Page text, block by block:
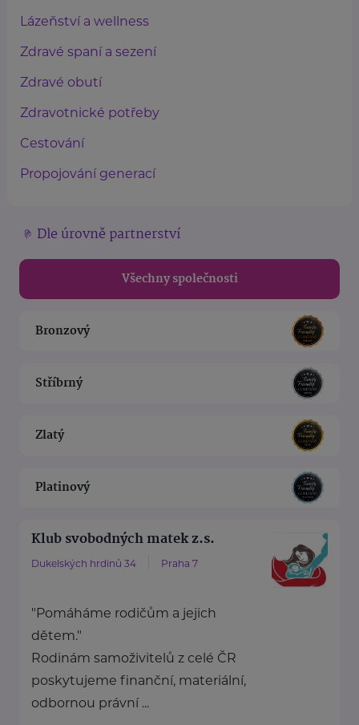
Lázeňství a wellness
Zdravé spaní a sezení
Zdravé obutí
Zdravotnické potřeby
Cestování
Propojování generací
Dle úrovně partnerství
Všechny společnosti
Bronzový
Stříbrný
Zlatý
Platinový
Klub svobodných matek z.s.
Dukelských hrdinů 34 Praha 7
"Pomáháme rodičům a jejich
dětem."
Rodinám samoživitelů z celé ČR
poskytujeme finanční, materiální,
odbornou právní ...